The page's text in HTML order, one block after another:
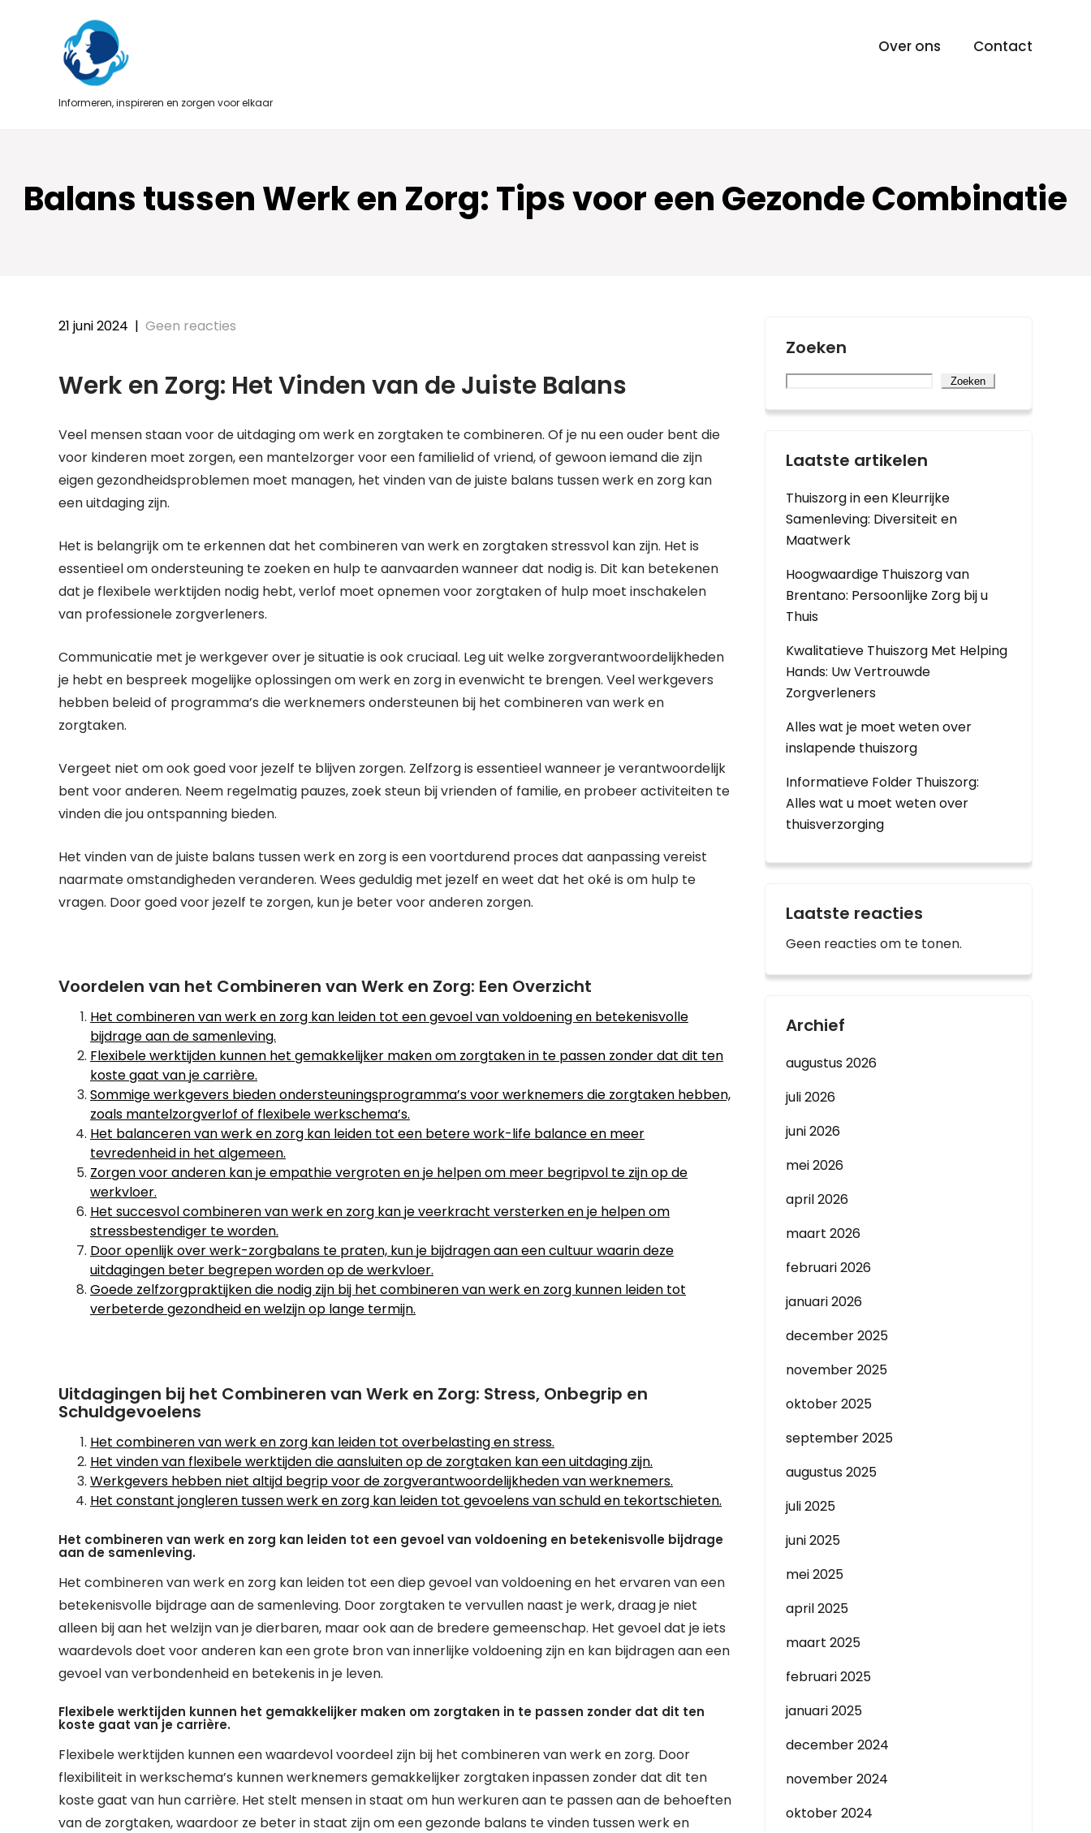
Informeren, inspireren en zorgen voor elkaar
Over ons Contact
Balans tussen Werk en Zorg: Tips voor een Gezonde Combinatie
21 juni 2024 | Geen reacties
Werk en Zorg: Het Vinden van de Juiste Balans
Veel mensen staan voor de uitdaging om werk en zorgtaken te combineren. Of je nu een ouder bent die
voor kinderen moet zorgen, een mantelzorger voor een familielid of vriend, of gewoon iemand die zijn
eigen gezondheidsproblemen moet managen, het vinden van de juiste balans tussen werk en zorg kan
een uitdaging zijn.
Het is belangrijk om te erkennen dat het combineren van werk en zorgtaken stressvol kan zijn. Het is
essentieel om ondersteuning te zoeken en hulp te aanvaarden wanneer dat nodig is. Dit kan betekenen
dat je flexibele werktijden nodig hebt, verlof moet opnemen voor zorgtaken of hulp moet inschakelen
van professionele zorgverleners.
Communicatie met je werkgever over je situatie is ook cruciaal. Leg uit welke zorgverantwoordelijkheden
je hebt en bespreek mogelijke oplossingen om werk en zorg in evenwicht te brengen. Veel werkgevers
hebben beleid of programma’s die werknemers ondersteunen bij het combineren van werk en
zorgtaken.
Vergeet niet om ook goed voor jezelf te blijven zorgen. Zelfzorg is essentieel wanneer je verantwoordelijk
bent voor anderen. Neem regelmatig pauzes, zoek steun bij vrienden of familie, en probeer activiteiten te
vinden die jou ontspanning bieden.
Het vinden van de juiste balans tussen werk en zorg is een voortdurend proces dat aanpassing vereist
naarmate omstandigheden veranderen. Wees geduldig met jezelf en weet dat het oké is om hulp te
vragen. Door goed voor jezelf te zorgen, kun je beter voor anderen zorgen.
Voordelen van het Combineren van Werk en Zorg: Een Overzicht
Het combineren van werk en zorg kan leiden tot een gevoel van voldoening en betekenisvolle
bijdrage aan de samenleving.
Flexibele werktijden kunnen het gemakkelijker maken om zorgtaken in te passen zonder dat dit ten
koste gaat van je carrière.
Sommige werkgevers bieden ondersteuningsprogramma’s voor werknemers die zorgtaken hebben,
zoals mantelzorgverlof of flexibele werkschema’s.
Het balanceren van werk en zorg kan leiden tot een betere work-life balance en meer
tevredenheid in het algemeen.
Zorgen voor anderen kan je empathie vergroten en je helpen om meer begripvol te zijn op de
werkvloer.
Het succesvol combineren van werk en zorg kan je veerkracht versterken en je helpen om
stressbestendiger te worden.
Door openlijk over werk-zorgbalans te praten, kun je bijdragen aan een cultuur waarin deze
uitdagingen beter begrepen worden op de werkvloer.
Goede zelfzorgpraktijken die nodig zijn bij het combineren van werk en zorg kunnen leiden tot
verbeterde gezondheid en welzijn op lange termijn.
Uitdagingen bij het Combineren van Werk en Zorg: Stress, Onbegrip en
Schuldgevoelens
Het combineren van werk en zorg kan leiden tot overbelasting en stress.
Het vinden van flexibele werktijden die aansluiten op de zorgtaken kan een uitdaging zijn.
Werkgevers hebben niet altijd begrip voor de zorgverantwoordelijkheden van werknemers.
Het constant jongleren tussen werk en zorg kan leiden tot gevoelens van schuld en tekortschieten.
Het combineren van werk en zorg kan leiden tot een gevoel van voldoening en betekenisvolle bijdrage
aan de samenleving.
Het combineren van werk en zorg kan leiden tot een diep gevoel van voldoening en het ervaren van een
betekenisvolle bijdrage aan de samenleving. Door zorgtaken te vervullen naast je werk, draag je niet
alleen bij aan het welzijn van je dierbaren, maar ook aan de bredere gemeenschap. Het gevoel dat je iets
waardevols doet voor anderen kan een grote bron van innerlijke voldoening zijn en kan bijdragen aan een
gevoel van verbondenheid en betekenis in je leven.
Flexibele werktijden kunnen het gemakkelijker maken om zorgtaken in te passen zonder dat dit ten
koste gaat van je carrière.
Flexibele werktijden kunnen een waardevol voordeel zijn bij het combineren van werk en zorg. Door
flexibiliteit in werkschema’s kunnen werknemers gemakkelijker zorgtaken inpassen zonder dat dit ten
koste gaat van hun carrière. Het stelt mensen in staat om hun werkuren aan te passen aan de behoeften
van de zorgtaken, waardoor ze beter in staat zijn om een gezonde balans te vinden tussen werk en
Zoeken
Zoeken
Laatste artikelen
Thuiszorg in een Kleurrijke
Samenleving: Diversiteit en
Maatwerk
Hoogwaardige Thuiszorg van
Brentano: Persoonlijke Zorg bij u
Thuis
Kwalitatieve Thuiszorg Met Helping
Hands: Uw Vertrouwde
Zorgverleners
Alles wat je moet weten over
inslapende thuiszorg
Informatieve Folder Thuiszorg:
Alles wat u moet weten over
thuisverzorging
Laatste reacties
Geen reacties om te tonen.
Archief
augustus 2026
juli 2026
juni 2026
mei 2026
april 2026
maart 2026
februari 2026
januari 2026
december 2025
november 2025
oktober 2025
september 2025
augustus 2025
juli 2025
juni 2025
mei 2025
april 2025
maart 2025
februari 2025
januari 2025
december 2024
november 2024
oktober 2024